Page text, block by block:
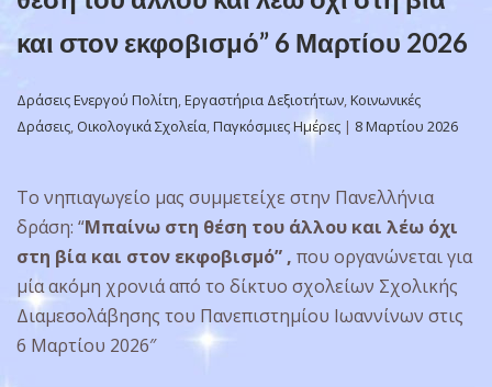
και στον εκφοβισμό” 6 Μαρτίου 2026
Δράσεις Ενεργού Πολίτη,Εργαστήρια Δεξιοτήτων,Κοινωνικές
Δράσεις, Οικολογικά Σχολεία,Παγκόσμιες Ημέρες | 8 Μαρτίου 2026
Το νηπιαγωγείο μας συμμετείχε στην Πανελλήνια
δράση: “Μπαίνω στη θέση του άλλου και λέω όχι
στη βία και στον εκφοβισμό” , που οργανώνεται για
μία ακόμη χρονιά από το δίκτυο σχολείων Σχολικής
Διαμεσολάβησης του Πανεπιστημίου Ιωαννίνων στις
6 Μαρτίου 2026″